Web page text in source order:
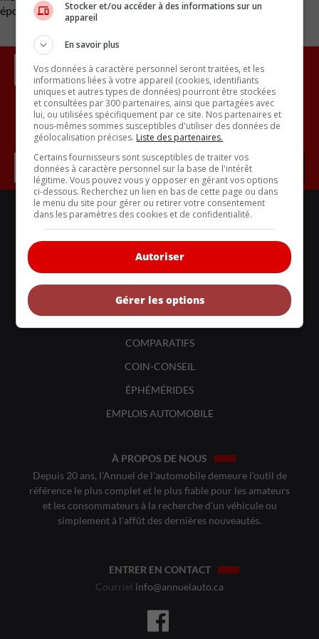
époque.
Inscrivez vous à l'infolettre.
LIENS UTILES
VOITURES NEUVES
VOITURES ÉCOLOS
VOITURES CLASSIQUES
COMPARATIFS
COIN-CONSEIL
ÉPHÉMÉRIDES
EMPLOIS AUTOMOBILE
À PROPOS DE NOUS
Depuis 20 ans, l’Annuel de l’automobile demeure l’outil de
référence le plus complet et le plus fiable pour les amateurs
et les consommateurs à la recherche d’un véhicule ou
simplement à l’affût des dernières nouveautés.
ENTRER EN CONTACT
Courriel info@annuelauto.ca
Stocker et/ou accéder à des informations sur un
appareil
En savoir plus
Vos données à caractère personnel seront traitées, et les
informations liées à votre appareil (cookies, identifiants
uniques et autres types de données) pourront être stockées
et consultées par 300 partenaires, ainsi que partagées avec
lui, ou utilisées spécifiquement par ce site. Nos partenaires et
nous-mêmes sommes susceptibles d'utiliser des données de
géolocalisation précises. Liste des partenaires.
Certains fournisseurs sont susceptibles de traiter vos
données à caractère personnel sur la base de l'intérêt
légitime. Vous pouvez vous y opposer en gérant vos options
ci-dessous. Recherchez un lien en bas de cette page ou dans
le menu du site pour gérer ou retirer votre consentement
dans les paramètres des cookies et de confidentialité.
Autoriser
Gérer les options